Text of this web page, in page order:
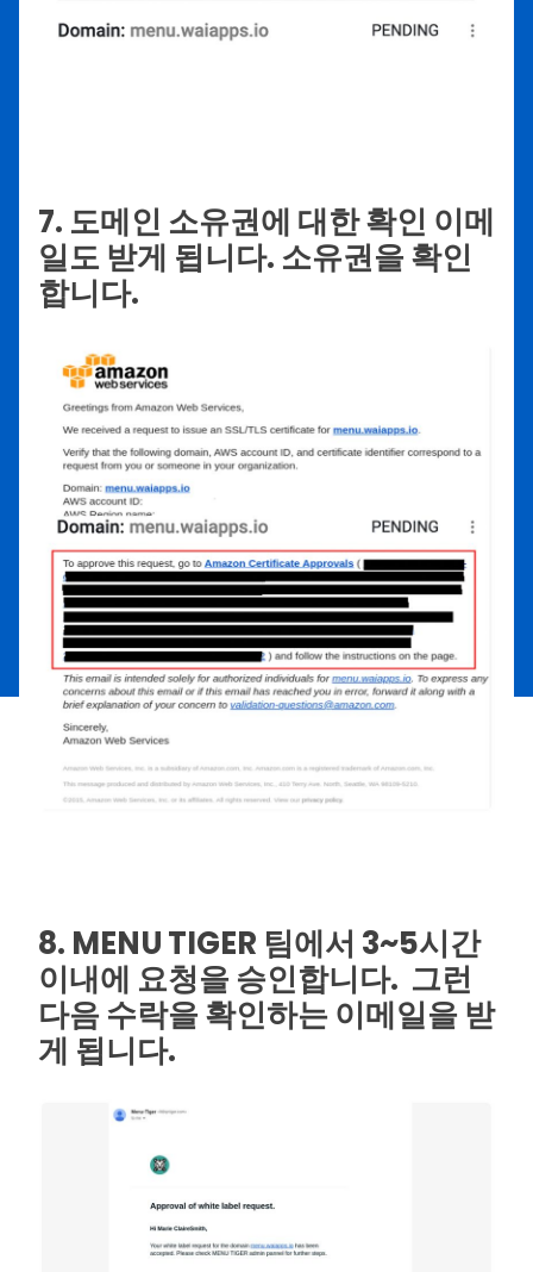
7. 도메인 소유권에 대한 확인 이메
일도 받게 됩니다. 소유권을 확인
합니다.
8. MENU TIGER 팀에서 3~5시간
이내에 요청을 승인합니다. 그런
다음 수락을 확인하는 이메일을 받
게 됩니다.